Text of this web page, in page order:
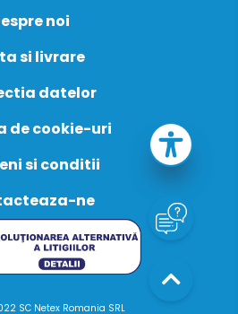
noi
si livrare
datelor
de cookie-uri
si conditii
ne
SC Netex Romania SRL